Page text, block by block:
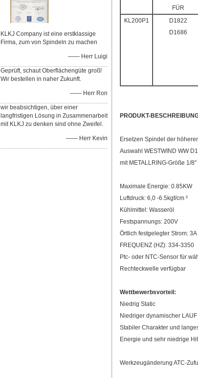
KLKJ Company ist eine erstklassige
Firma, zum von Spindeln zu machen
—— Herr Luigi
Geprüft, schaut Oberflächengüte groß!
Wir bestellen in naher Zukunft.
—— Herr Ron
wir beabsichtigen, über einer
langfristigen Lösung in Zusammenarbeit
mit KLKJ zu denken sind ohne Zweifel.
—— Herr Kevin
FÜR
KL200P1
D1822
D1686
PRODUKT-
Ersetzen Spindel der
Auswahl WESTWIND WW
mit METALLRING-Größe 1/
Maximale Energie: 0.85KW
Luftdruck: 6,0 -6.5kgf/cm ²
Kühlmittel: Wasseröl
Festspannungs: 200V
Örtlich festgelegter Strom: 3A
FREQUENZ (HZ): 334-3350
Ptc- oder NTC-Sensor für
Rechteckwelle verfügbar
Wettbewerbsvorteil:
Niedrig Static
Niedriger dynamischer
Stabiler Charakter und
Energie und sehr niedrige
Werkzeugänderung ATC-